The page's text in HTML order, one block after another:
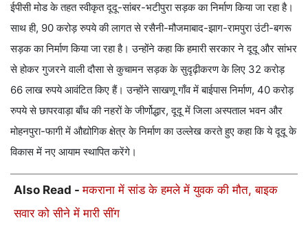
ईपीसी मोड के तहत स्वीकृत दूदू-सांबर-भटीपुरा सड़क का निर्माण किया जा रहा है।
साथ ही, 90 करोड़ रुपये की लागत से रसैनी-मौजमाबाद-झाग-रामपुरा उंटी-बगरू
सड़क का निर्माण किया जा रहा है। उन्होंने कहा कि हमारी सरकार ने दूदू और सांभर
से होकर गुजरने वाली दौसा से कुचामन सड़क के सुदृढ़ीकरण के लिए 32 करोड़
66 लाख रुपये आवंटित किए हैं। उन्होंने साखणू गाँव में बाईपास निर्माण, 40 करोड़
रुपये से छापरवाड़ा बाँध की नहरों के जीर्णोद्धार, दूदू में जिला अस्पताल भवन और
मोहनपुरा-फागी में औद्योगिक क्षेत्र के निर्माण का उल्लेख करते हुए कहा कि ये दूदू के
विकास में नए आयाम स्थापित करेंगे।
Also Read -मकराना में सांड के हमले में युवक की मौत, बाइक
सवार को सीने में मारी सींग